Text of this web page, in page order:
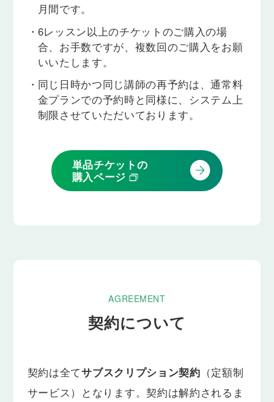
月間です。
・6レッスン以上のチケットのご購入の場
合、お手数ですが、複数回のご購入をお願
いいたします。
・ 同じ日時かつ同じ講師の再予約は、通常料
金プランでの予約時と同様に、システム上
制限させていただいております。
単品チケットの
購入ページ
AGREEMENT
契約について
契約は全てサブスクリプション契約 （定額制
サービス）となります。契約は解約されるま